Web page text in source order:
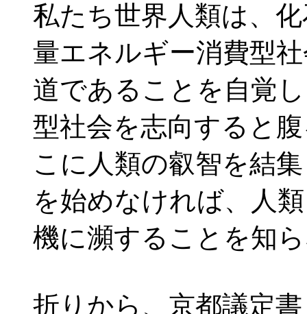
私たち世界人類は、
量エネルギー消費型
道であることを自覚
型社会を志向すると
こに人類の叡智を結
を始めなければ、人
機に瀕することを知
折りから、京都議定